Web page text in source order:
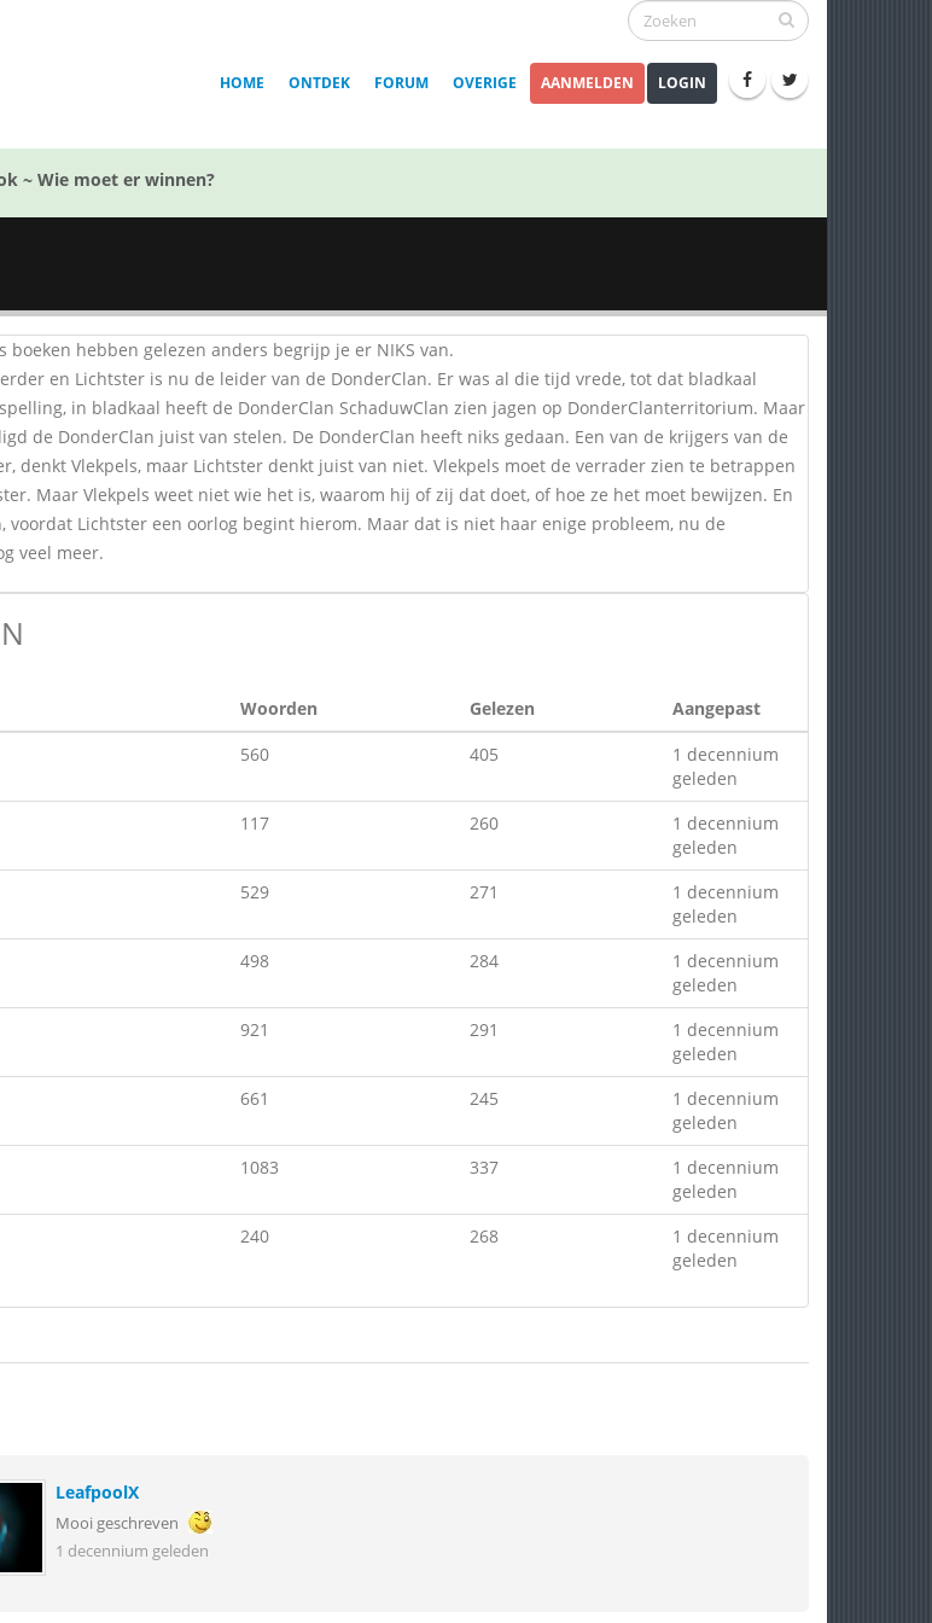
HOME ONTDEK FORUM OVERIGE AANMELDEN LOGIN
~ Wie moet er winnen?
boeken hebben gelezen anders begrijp je er NIKS van.
en Lichtster is nu de leider van de DonderClan. Er was al die tijd vrede, tot dat bladkaal
in bladkaal heeft de DonderClan SchaduwClan zien jagen op DonderClanterritorium. Maar
de DonderClan juist van stelen. De DonderClan heeft niks gedaan. Een van de krijgers van de
denkt Vlekpels, maar Lichtster denkt juist van niet. Vlekpels moet de verrader zien te betrappen
Maar Vlekpels weet niet wie het is, waarom hij of zij dat doet, of hoe ze het moet bewijzen. En
voordat Lichtster een oorlog begint hierom. Maar dat is niet haar enige probleem, nu de
veel meer.
Woorden Gelezen
Aangepast
560 405
1 decennium
geleden
117 260
1 decennium
geleden
529 271
1 decennium
geleden
498 284
1 decennium
geleden
921 291
1 decennium
geleden
661 245
1 decennium
geleden
1083 337
1 decennium
geleden
240 268
1 decennium
geleden
LeafpoolX
Mooi geschreven
1 decennium geleden